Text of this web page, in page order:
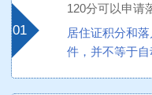
01
120分可以申请
居住证积分和
件，并不等于自